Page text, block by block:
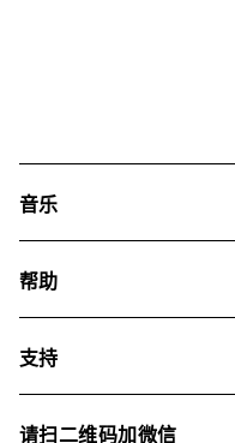
音乐
搜索
专辑
帮助
我们如何运用AI
支持
请扫二维码加微信